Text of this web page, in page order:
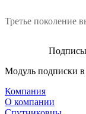
Третье поколение
Модуль подписки в
Компания
О компании